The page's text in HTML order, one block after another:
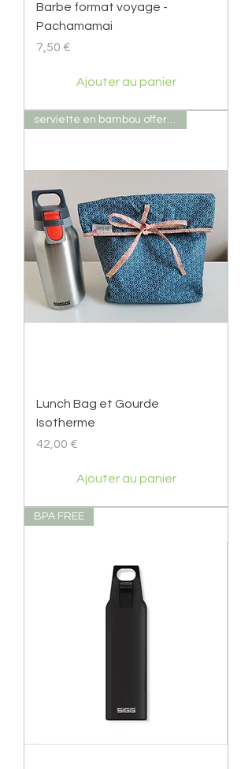
Barbe format voyage -
Pachamamai
Prix
7,50 €
Ajouter au panier
serviette en bambou offerte
Lunch Bag et Gourde
Isotherme
Prix
42,00 €
Ajouter au panier
BPA FREE